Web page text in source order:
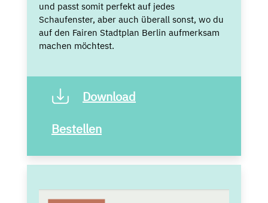
und passt somit perfekt auf jedes
Schaufenster, aber auch überall sonst, wo du
auf den Fairen Stadtplan Berlin aufmerksam
machen möchtest.
Download
Bestellen